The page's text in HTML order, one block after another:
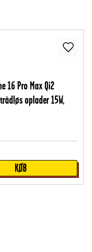
16 Pro Max Qi2
oplader 15W,
KØB